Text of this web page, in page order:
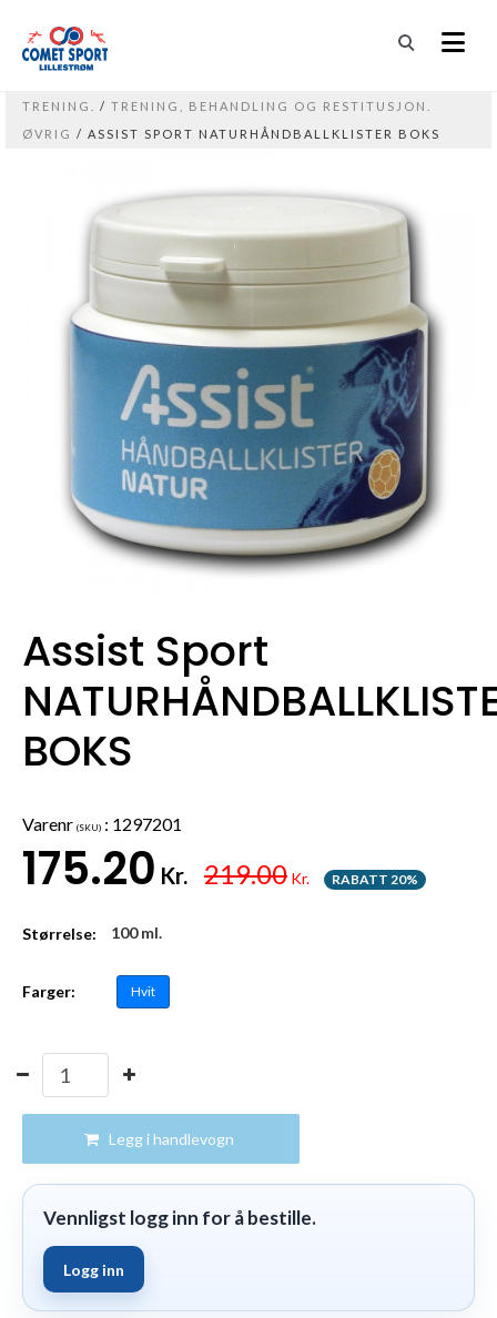
TRENING. / TRENING, BEHANDLING OG RESTITUSJON.
ØVRIG / ASSIST SPORT NATURHÅNDBALLKLISTER BOKS
Assist Sport
BOKS
Varenr (SKU) : 1297201
175.20 Kr. 219.00 Kr. RABATT 20%
Størrelse: 100 ml.
Farger: Hvit
Legg i handlevogn
Vennligst logg inn for å bestille.
Logg inn